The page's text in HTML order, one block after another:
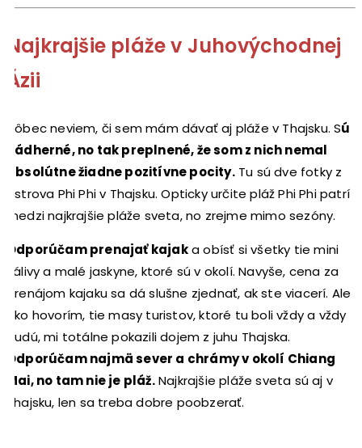
Najkrajšie pláže v Juhovýchodnej
Ázii
Vôbec neviem, či sem mám dávať aj pláže v Thajsku. Sú
nádherné, no tak preplnené, že som z nich nemal
absolútne žiadne pozitívne pocity.Tu sú dve fotky z
ostrova Phi Phi v Thajsku. Opticky určite pláž Phi Phi patrí
medzi najkrajšie pláže sveta, no zrejme mimo sezóny.
Odporúčam prenajať kajaka obísť si všetky tie mini
zálivy a malé jaskyne, ktoré sú v okolí. Navyše, cena za
prenájom kajaku sa dá slušne zjednať, ak ste viacerí. Ale
ako hovorím, tie masy turistov, ktoré tu boli vždy a vždy
budú, mi totálne pokazili dojem z juhu Thajska.
Odporúčam najmä sever a chrámy v okolí Chiang
Mai, no tam nie je pláž.Najkrajšie pláže sveta sú aj v
Thajsku, len sa treba dobre poobzerať.